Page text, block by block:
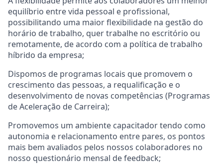
equilíbrio entre vida pessoal e profissional,
possibilitando uma maior flexibilidade na gestão do
horário de trabalho, quer trabalhe no escritório ou
remotamente, de acordo com a política de trabalho
híbrido da empresa;
Dispomos de programas locais que promovem o
crescimento das pessoas, a requalificação e o
desenvolvimento de novas competências (Programas
de Aceleração de Carreira);
Promovemos um ambiente capacitador tendo como
autonomia e relacionamento entre pares, os pontos
mais bem avaliados pelos nossos colaboradores no
nosso questionário mensal de feedback;